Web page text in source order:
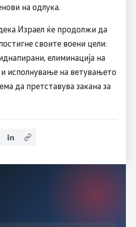
на одлука.
Израел ќе продолжи да
своите воени цели:
елиминација на
исполнување на ветувањето
да претставува закана за